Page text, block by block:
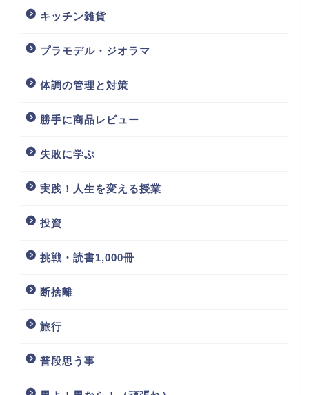
キッチン雑貨
プラモデル・ジオラマ
体調の管理と対策
勝手に商品レビュー
失敗に学ぶ
実践！人生を変える授業
投資
挑戦・読書1,000冊
断捨離
旅行
普段思う事